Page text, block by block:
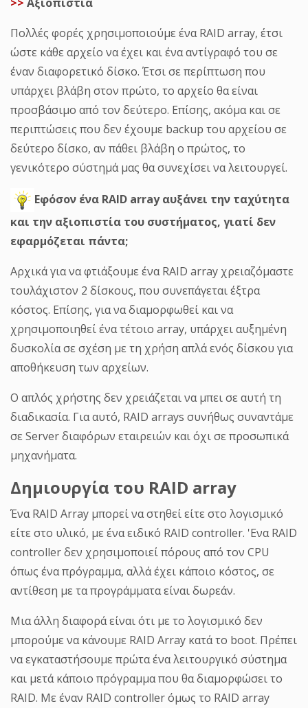
Πολλές φορές χρησιμοποιούμε ένα RAID array, έτσι
ώστε κάθε αρχείο να έχει και ένα αντίγραφό του σε
έναν διαφορετικό δίσκο. Έτσι σε περίπτωση που
υπάρχει βλάβη στον πρώτο, το αρχείο θα είναι
προσβάσιμο από τον δεύτερο. Επίσης, ακόμα και σε
περιπτώσεις που δεν έχουμε backup του αρχείου σε
δεύτερο δίσκο, αν πάθει βλάβη ο πρώτος, το
γενικότερο σύστημά μας θα συνεχίσει να λειτουργεί.
Εφόσον ένα RAID array αυξάνει την ταχύτητα
και την αξιοπιστία του συστήματος, γιατί δεν
εφαρμόζεται πάντα;
Αρχικά για να φτιάξουμε ένα RAID array χρειαζόμαστε
τουλάχιστον 2 δίσκους, που συνεπάγεται έξτρα
κόστος. Επίσης, για να διαμορφωθεί και να
χρησιμοποιηθεί ένα τέτοιο array, υπάρχει αυξημένη
δυσκολία σε σχέση με τη χρήση απλά ενός δίσκου για
αποθήκευση των αρχείων.
Ο απλός χρήστης δεν χρειάζεται να μπει σε αυτή τη
διαδικασία. Για αυτό, RAID arrays συνήθως συναντάμε
σε Server διαφόρων εταιρειών και όχι σε προσωπικά
μηχανήματα.
Δημιουργία του RAID array
Ένα RAID Array μπορεί να στηθεί είτε στο λογισμικό
είτε στο υλικό, με ένα ειδικό RAID controller. 'Ενα RAID
controller δεν χρησιμοποιεί πόρους από τον CPU
όπως ένα πρόγραμμα, αλλά έχει κάποιο κόστος, σε
αντίθεση με τα προγράμματα είναι δωρεάν.
Μια άλλη διαφορά είναι ότι με το λογισμικό δεν
μπορούμε να κάνουμε RAID Array κατά το boot. Πρέπει
να εγκαταστήσουμε πρώτα ένα λειτουργικό σύστημα
και μετά κάποιο πρόγραμμα που θα διαμορφώσει το
RAID. Με έναν RAID controller όμως το RAID array